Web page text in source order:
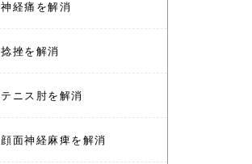
神経痛を解消
捻挫を解消
テニス肘を解消
顔面神経麻痺を解消